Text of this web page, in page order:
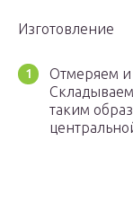
Изготовление
Отмеряем и
таким